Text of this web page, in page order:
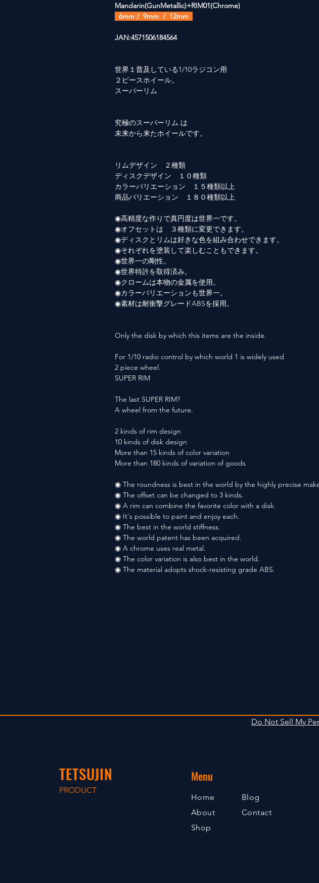
Mandarin(GunMetallic)+RIM01(Chrome)
6mm / 9mm / 12mm
JAN:4571506184564
世界１普及している1/10ラジコン用
２ピースホイール。
スーパーリム
究極のスーパーリム は
未来から来たホイールです。
リムデザイン ２種類
ディスクデザイン １０種類
カラーバリエーション １５種類以上
商品バリエーション １８０種類以上
◉高精度な作りで真円度は世界一です。
◉オフセットは ３種類に変更できます。
◉ディスクとリムは好きな色を組み合わせできます。
◉それぞれを塗装して楽しむこともできます。
◉世界一の剛性。
◉世界特許を取得済み。
◉クロームは本物の金属を使用。
◉カラーバリエーションも世界一。
◉素材は耐衝撃グレードABSを採用。
Only the disk by which this items are the inside.
For 1/10 radio control by which world 1 is widely used
2 piece wheel.
SUPER RIM
The last SUPER RIM?
A wheel from the future.
2 kinds of rim design
10 kinds of disk design
More than 15 kinds of color variation
More than 180 kinds of variation of goods
◉ The roundness is best in the world by the highly precise
◉ The offset can be changed to 3 kinds.
◉ A rim can combine the favorite color with a disk.
◉ It's possible to paint and enjoy each.
◉ The best in the world stiffness.
◉ The world patent has been acquired.
◉ A chrome uses real metal.
◉ The color variation is also best in the world.
◉ The material adopts shock-resisting grade ABS.
TETSUJIN
PRODUCT
Menu
Home
About
Shop
Blog
Contact
Do Not Sell My